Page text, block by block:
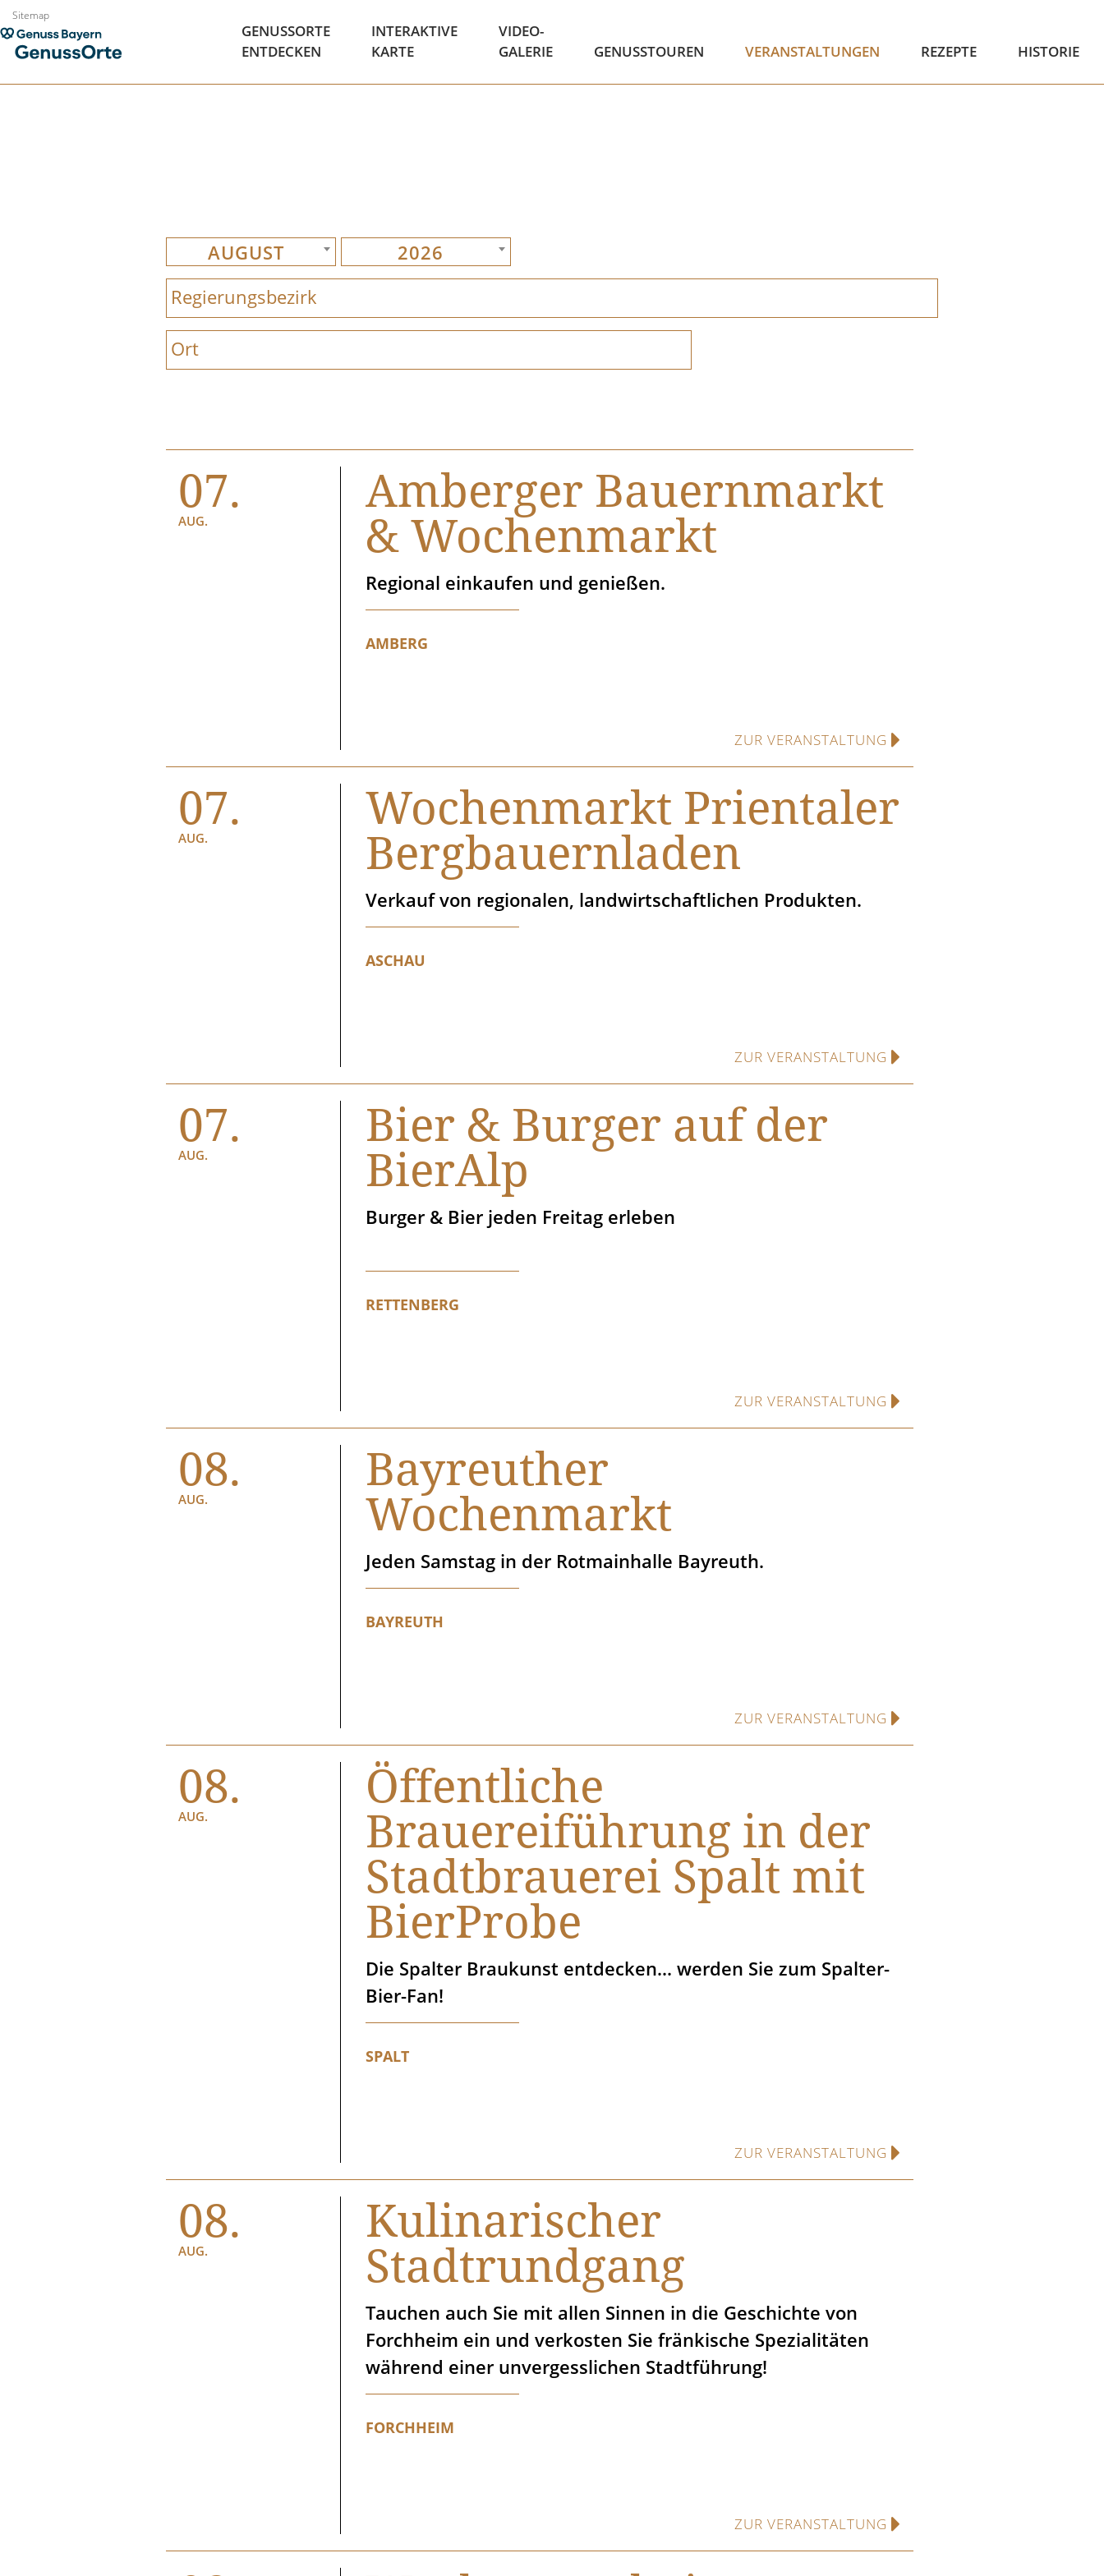
Zum
Inhalt
springen
Sitemap
GENUSSORTE
ENTDECKEN
INTERAKTIVE
KARTE
VIDEO-
GALERIE
GENUSSTOUREN VERANSTALTUNGEN REZEPTE HISTORIE
AUGUST 2026
07.
AUG.
Amberger Bauernmarkt
& Wochenmarkt
Regional einkaufen und genießen.
AMBERG
ZUR VERANSTALTUNG
07.
AUG.
Wochenmarkt Prientaler
Bergbauernladen
Verkauf von regionalen, landwirtschaftlichen Produkten.
ASCHAU
ZUR VERANSTALTUNG
07.
AUG.
Bier & Burger auf der
BierAlp
Burger & Bier jeden Freitag erleben
RETTENBERG
ZUR VERANSTALTUNG
08.
AUG.
Bayreuther
Wochenmarkt
Jeden Samstag in der Rotmainhalle Bayreuth.
BAYREUTH
ZUR VERANSTALTUNG
08.
AUG.
Öffentliche
Brauereiführung in der
Stadtbrauerei Spalt mit
BierProbe
Die Spalter Braukunst entdecken... werden Sie zum Spalter-
Bier-Fan!
SPALT
ZUR VERANSTALTUNG
08.
AUG.
Kulinarischer
Stadtrundgang
Tauchen auch Sie mit allen Sinnen in die Geschichte von
Forchheim ein und verkosten Sie fränkische Spezialitäten
während einer unvergesslichen Stadtführung!
FORCHHEIM
ZUR VERANSTALTUNG